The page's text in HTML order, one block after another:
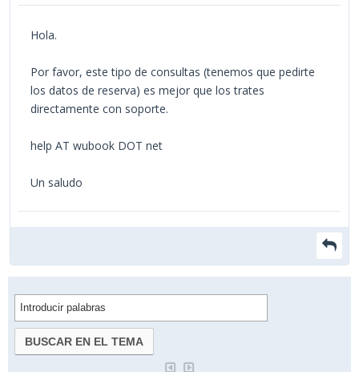
Hola.
Por favor, este tipo de consultas (tenemos que pedirte
los datos de reserva) es mejor que los trates
directamente con soporte.
help AT wubook DOT net
Un saludo